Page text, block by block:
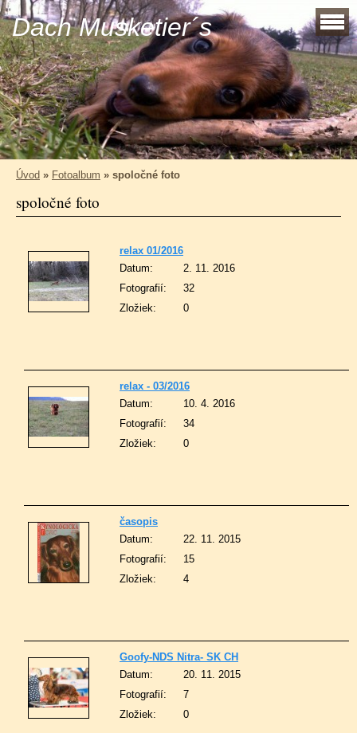
Dach Musketier´s
Úvod » Fotoalbum » spoločné foto
spoločné foto
relax 01/2016
Datum:
2. 11. 2016
Fotografií:
32
Zložiek:
0
relax - 03/2016
Datum:
10. 4. 2016
Fotografií:
34
Zložiek:
0
časopis
Datum:
22. 11. 2015
Fotografií:
15
Zložiek:
4
Goofy-NDS Nitra- SK CH
Datum:
20. 11. 2015
Fotografií:
7
Zložiek:
0